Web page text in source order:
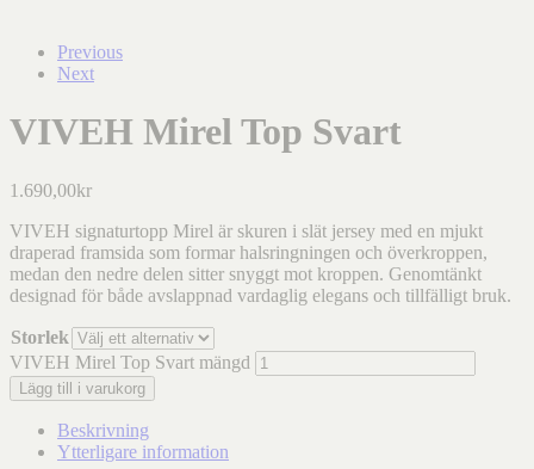
Previous
Next
VIVEH Mirel Top Svart
1.690,00kr
VIVEH signaturtopp Mirel är skuren i slät jersey med en mjukt
draperad framsida som formar halsringningen och överkroppen,
medan den nedre delen sitter snyggt mot kroppen. Genomtänkt
designad för både avslappnad vardaglig elegans och tillfälligt bruk.
Storlek
VIVEH Mirel Top Svart mängd
Lägg till i varukorg
Beskrivning
Ytterligare information